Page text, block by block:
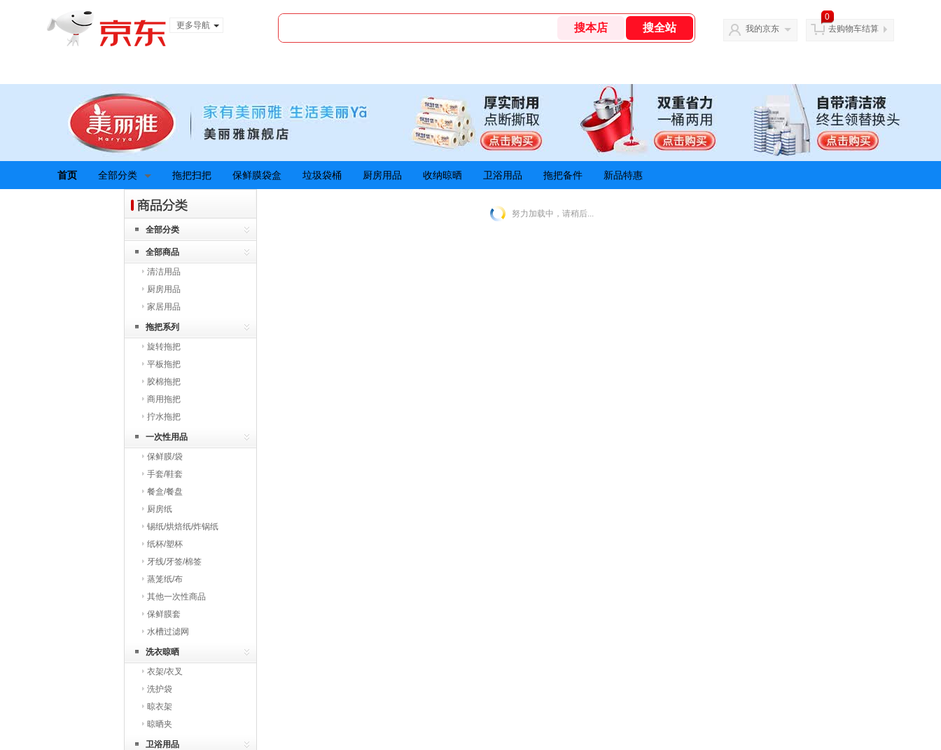
更多导航
我的京东
0
去购物车结算
首页 全部分类 拖把扫把 保鲜膜袋盒 垃圾袋桶 厨房用品 收纳晾晒 卫浴用品 拖把备件 新品特惠
全部分类
全部商品
清洁用品
厨房用品
家居用品
拖把系列
旋转拖把
平板拖把
胶棉拖把
商用拖把
拧水拖把
一次性用品
保鲜膜/袋
手套/鞋套
餐盒/餐盘
厨房纸
锡纸/烘焙纸/炸锅纸
纸杯/塑杯
牙线/牙签/棉签
蒸笼纸/布
其他一次性商品
保鲜膜套
水槽过滤网
洗衣晾晒
衣架/衣叉
洗护袋
晾衣架
晾晒夹
卫浴用品
努力加载中，请稍后...